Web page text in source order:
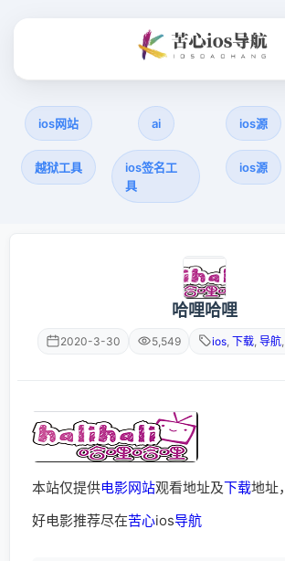
ios网站 ai ios源
越狱工具
ios签名工
具
ios源
哈哩哈哩
2020-3-30 5,549 ios 下载 导航
本站仅提供电影网站观看地址及下载地址，
好电影推荐尽在苦心ios导航